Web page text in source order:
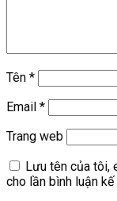
Tên *
Email *
Trang web
Lưu tên của tôi,
cho lần bình luận